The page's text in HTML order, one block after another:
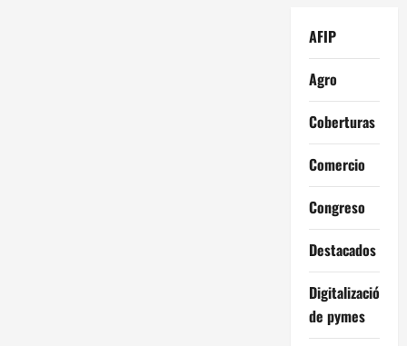
AFIP
Agro
Coberturas
Comercio
Congreso
Destacados
Digitalización
de pymes